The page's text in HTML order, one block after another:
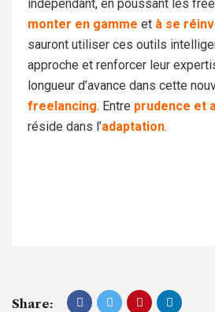
indépendant, en poussant les
monter en gamme et à se
sauront utiliser ces outils
approche et renforcer leur
longueur d’avance dans cette
freelancing. Entre prudence et
réside dans l’adaptation.
Share: